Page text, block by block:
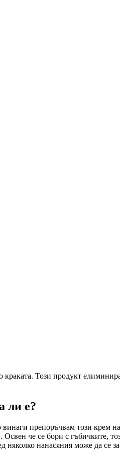
краката. Този продукт
ли е?
препоръчвам този крем
че се бори с гъбичките,
нанасяния може да се